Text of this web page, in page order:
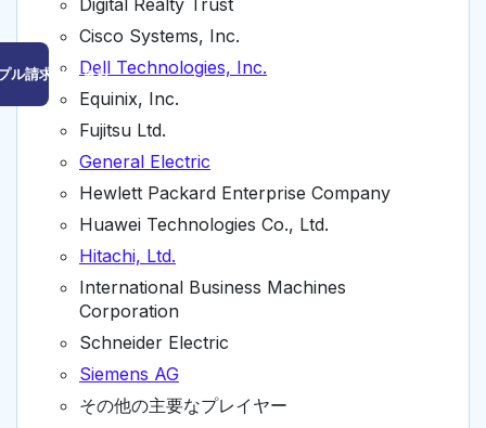
ル請求はこちら
Digital Realty Trust
Cisco Systems, Inc.
Dell Technologies, Inc.
Equinix, Inc.
Fujitsu Ltd.
General Electric
Hewlett Packard Enterprise Company
Huawei Technologies Co., Ltd.
Hitachi, Ltd.
International Business Machines
Corporation
Schneider Electric
Siemens AG
その他の主要なプレイヤー